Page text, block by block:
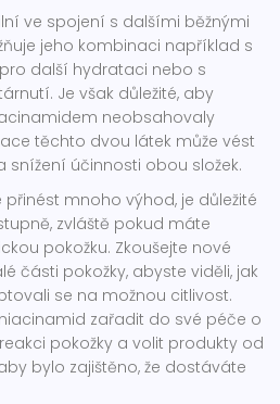
ve spojení s dalšími běžnými
jeho kombinaci například s
další hydrataci nebo s
Je však důležité, aby
neobsahovaly
těchto dvou látek může vést
účinnosti obou složek.
mnoho výhod, je důležité
zvláště pokud máte
pokožku. Zkoušejte nové
části pokožky, abyste viděli, jak
se na možnou citlivost.
zařadit do své péče o
pokožky a volit produkty od
bylo zajištěno, že dostáváte